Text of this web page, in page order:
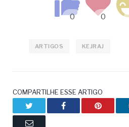
ARTIGOS KEJRAJ
COMPARTILHE ESSE ARTIGO
Facebook Pinterest
Email